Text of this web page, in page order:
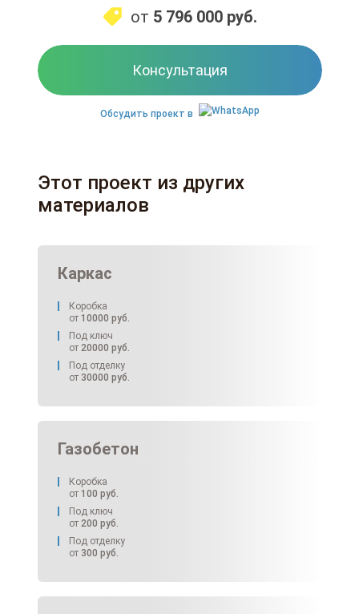
от 5 796 000 руб.
Консультация
Обсудить проект в
Этот проект из других
материалов
Каркас
Коробка
от 10000 руб.
Под ключ
от 20000 руб.
Под отделку
от 30000 руб.
Газобетон
Коробка
от 100 руб.
Под ключ
от 200 руб.
Под отделку
от 300 руб.